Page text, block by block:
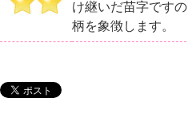
け継いだ苗字です
柄を象徴します。